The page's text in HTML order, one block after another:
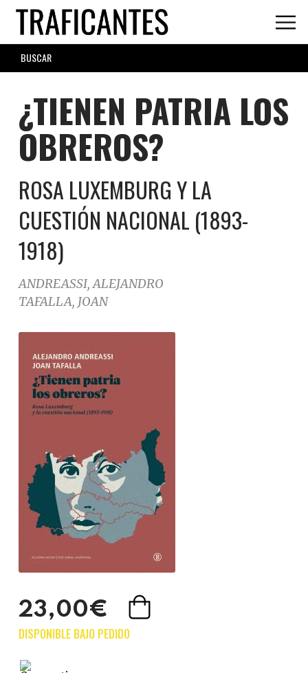
Skip
main
content
SEARCH
FORM
¿TIENEN PATRIA LOS
OBREROS?
ROSA LUXEMBURG Y LA
CUESTIÓN NACIONAL (1893-
1918)
ANDREASSI, ALEJANDRO
TAFALLA, JOAN
23,00€